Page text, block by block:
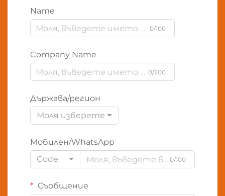
Name
0/100
Company Name
0/200
Държава/регион
Моля изберете
Мобилен/WhatsApp
Code
0/100
Съобщение